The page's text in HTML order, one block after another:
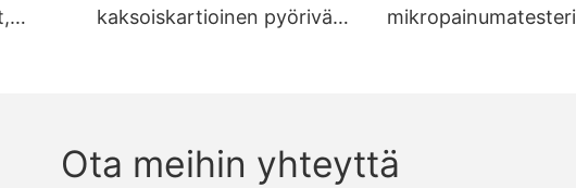
kaksoiskartioinen pyörivä
mikropainumatesteri
Ota meihin yhteyttä